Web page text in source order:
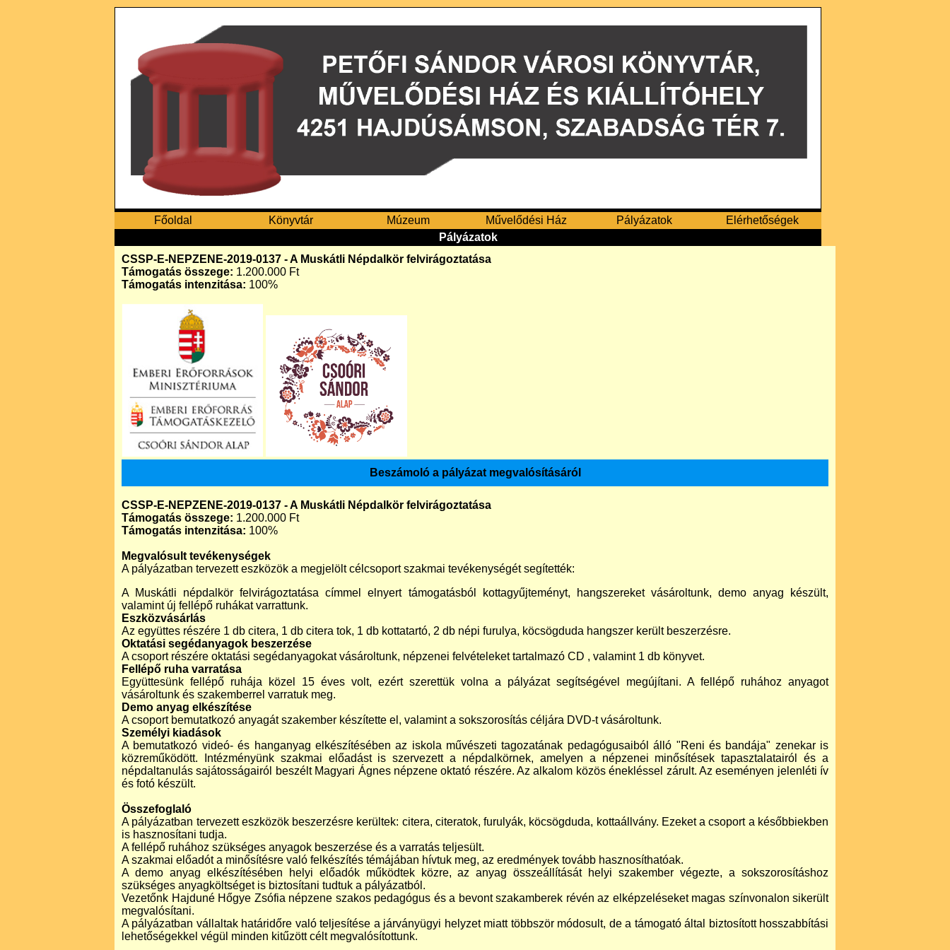
Főoldal Könyvtár Múzeum Művelődési Ház Pályázatok
Elérhetőségek
Pályázatok
CSSP-E-NEPZENE-2019-0137 - A Muskátli Népdalkör felvirágoztatása
Támogatás összege: 1.200.000 Ft
Támogatás intenzitása: 100%
Beszámoló a pályázat megvalósításáról
CSSP-E-NEPZENE-2019-0137 - A Muskátli Népdalkör felvirágoztatása
Támogatás összege: 1.200.000 Ft
Támogatás intenzitása: 100%
Megvalósult tevékenységek
A pályázatban tervezett eszközök a megjelölt célcsoport szakmai tevékenységét segítették:
A Muskátli népdalkör felvirágoztatása címmel elnyert támogatásból kottagyűjteményt, hangszereket vásároltunk, demo anyag készült,
valamint új fellépő ruhákat varrattunk.
Eszközvásárlás
Az együttes részére 1 db citera, 1 db citera tok, 1 db kottatartó, 2 db népi furulya, köcsögduda hangszer került beszerzésre.
Oktatási segédanyagok beszerzése
A csoport részére oktatási segédanyagokat vásároltunk, népzenei felvételeket tartalmazó CD , valamint 1 db könyvet.
Fellépő ruha varratása
Együttesünk fellépő ruhája közel 15 éves volt, ezért szerettük volna a pályázat segítségével megújítani. A fellépő ruhához anyagot
vásároltunk és szakemberrel varratuk meg.
Demo anyag elkészítése
A csoport bemutatkozó anyagát szakember készítette el, valamint a sokszorosítás céljára DVD-t vásároltunk.
Személyi kiadások
A bemutatkozó videó- és hanganyag elkészítésében az iskola művészeti tagozatának pedagógusaiból álló "Reni és bandája" zenekar is
közreműködött. Intézményünk szakmai előadást is szervezett a népdalkörnek, amelyen a népzenei minősítések tapasztalatairól és a
népdaltanulás sajátosságairól beszélt Magyari Ágnes népzene oktató részére. Az alkalom közös énekléssel zárult. Az eseményen jelenléti ív
és fotó készült.
Összefoglaló
A pályázatban tervezett eszközök beszerzésre kerültek: citera, citeratok, furulyák, köcsögduda, kottaállvány. Ezeket a csoport a későbbiekben
is hasznosítani tudja.
A fellépő ruhához szükséges anyagok beszerzése és a varratás teljesült.
A szakmai előadót a minősítésre való felkészítés témájában hívtuk meg, az eredmények tovább hasznosíthatóak.
A demo anyag elkészítésében helyi előadók működtek közre, az anyag összeállítását helyi szakember végezte, a sokszorosításhoz
szükséges anyagköltséget is biztosítani tudtuk a pályázatból.
Vezetőnk Hajduné Hőgye Zsófia népzene szakos pedagógus és a bevont szakamberek révén az elképzeléseket magas színvonalon sikerült
megvalósítani.
A pályázatban vállaltak határidőre való teljesítése a járványügyi helyzet miatt többször módosult, de a támogató által biztosított hosszabbítási
lehetőségekkel végül minden kitűzött célt megvalósítottunk.